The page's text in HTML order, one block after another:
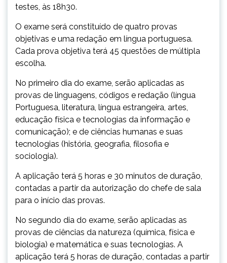
testes, às 18h30.
O exame será constituído de quatro provas
objetivas e uma redação em língua portuguesa.
Cada prova objetiva terá 45 questões de múltipla
escolha.
No primeiro dia do exame, serão aplicadas as
provas de linguagens, códigos e redação (língua
Portuguesa, literatura, língua estrangeira, artes,
educação física e tecnologias da informação e
comunicação); e de ciências humanas e suas
tecnologias (história, geografia, filosofia e
sociologia).
A aplicação terá 5 horas e 30 minutos de duração,
contadas a partir da autorização do chefe de sala
para o início das provas.
No segundo dia do exame, serão aplicadas as
provas de ciências da natureza (química, física e
biologia) e matemática e suas tecnologias. A
aplicação terá 5 horas de duração, contadas a partir